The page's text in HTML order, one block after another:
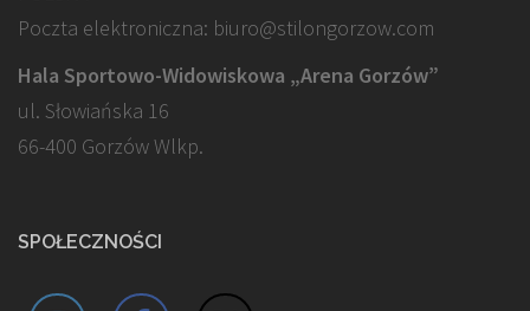
Poczta elektroniczna: biuro@stilongorzow.com
Hala Sportowo-Widowiskowa „Arena Gorzów”
ul. Słowiańska 16
66-400 Gorzów Wlkp.
SPOŁECZNOŚCI